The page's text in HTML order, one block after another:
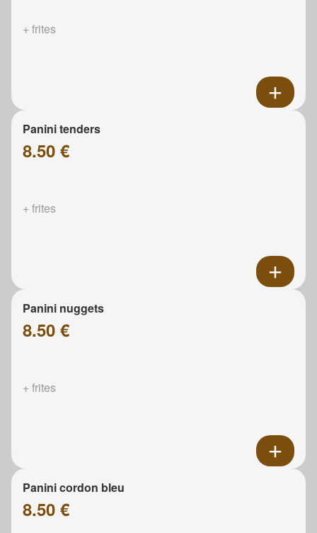
+ frites
Panini tenders
8.50 €
+ frites
Panini nuggets
8.50 €
+ frites
Panini cordon bleu
8.50 €